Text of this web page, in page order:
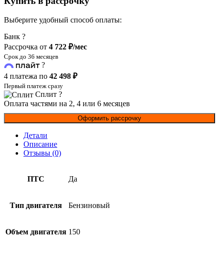
Выберите удобный способ оплаты:
Банк ?
Рассрочка от 4 722 ₽/мес
Срок до 36 месяцев
?
4 платежа по 42 498 ₽
Первый платеж сразу
Сплит ?
Оплата частями на 2, 4 или 6 месяцев
Оформить рассрочку
Детали
Описание
Отзывы (0)
ПТС Да
Тип двигателя Бензиновый
Объем двигателя 150